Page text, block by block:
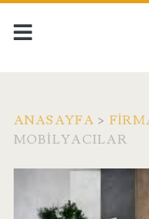
ANASAYFA >
MOBILYACILAR